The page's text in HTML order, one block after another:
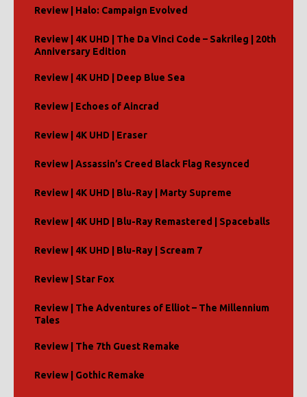
Review | Halo: Campaign Evolved
Review | 4K UHD | The Da Vinci Code – Sakrileg | 20th
Anniversary Edition
Review | 4K UHD | Deep Blue Sea
Review | Echoes of Aincrad
Review | 4K UHD | Eraser
Review | Assassin’s Creed Black Flag Resynced
Review | 4K UHD | Blu-Ray | Marty Supreme
Review | 4K UHD | Blu-Ray Remastered | Spaceballs
Review | 4K UHD | Blu-Ray | Scream 7
Review | Star Fox
Review | The Adventures of Elliot – The Millennium
Tales
Review | The 7th Guest Remake
Review | Gothic Remake